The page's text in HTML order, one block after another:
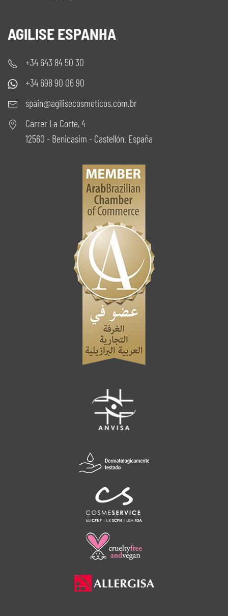
AGILISE ESPANHA
+34 643 84 50 30
+34 698 90 06 90
spain@agilisecosmeticos.com.br
Carrer La Corte, 4
12560 - Benicasim - Castellón. España